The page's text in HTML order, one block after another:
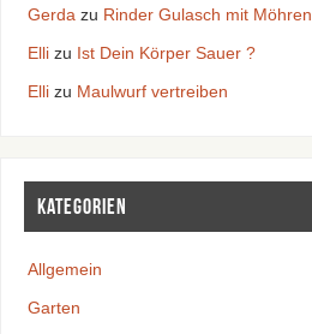
Gerda zu Rinder Gulasch mit Möhren
Ellizu Ist Dein Körper Sauer ?
Ellizu Maulwurf vertreiben
Kategorien
Allgemein
Garten